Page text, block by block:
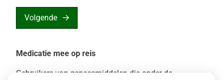
Volgende
Medicatie mee op reis
Gebruikers van geneesmiddelen die onder de